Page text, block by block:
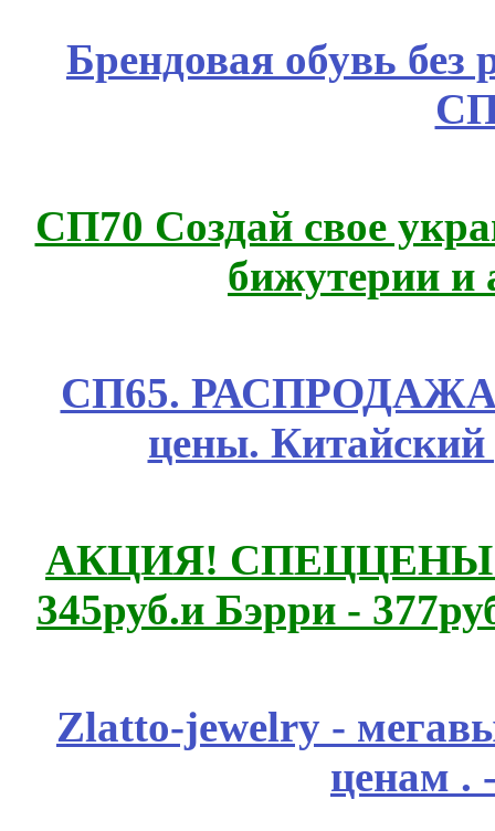
Брендовая обувь без
СП70 Создай свое
бижутерии и
СП65. РАСПРОДАЖА!
цены.
АКЦИЯ! СПЕЦЦЕНЫ
345руб.и Бэрри -
Zlatto-jewelry -
ценам .